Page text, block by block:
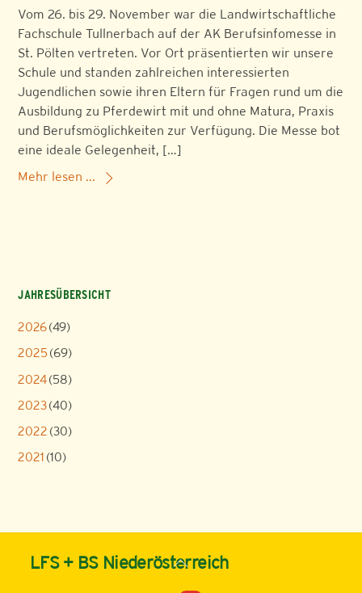
Vom 26. bis 29. November war die Landwirtschaftliche
Fachschule Tullnerbach auf der AK Berufsinfomesse in
St. Pölten vertreten. Vor Ort präsentierten wir unsere
Schule und standen zahlreichen interessierten
Jugendlichen sowie ihren Eltern für Fragen rund um die
Ausbildung zu Pferdewirt mit und ohne Matura, Praxis
und Berufsmöglichkeiten zur Verfügung. Die Messe bot
eine ideale Gelegenheit, […]
Mehr lesen ...
JAHRESÜBERSICHT
2026(49)
2025 (69)
2024(58)
2023(40)
2022 (30)
2021 (10)
Back
Top
LFS + BS Niederösterreich